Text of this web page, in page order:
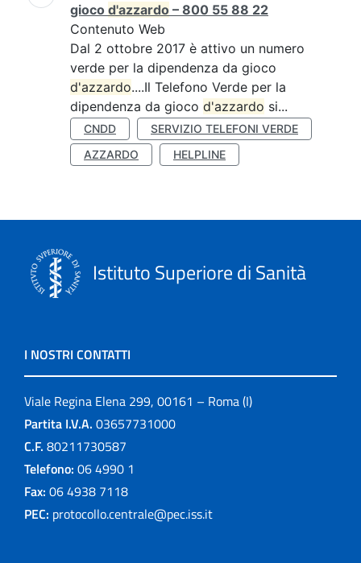
gioco d'azzardo – 800 55 88 22
Contenuto Web
Dal 2 ottobre 2017 è attivo un numero
verde per la dipendenza da gioco
d'azzardo....Il Telefono Verde per la
dipendenza da gioco d'azzardo si...
CNDD
SERVIZIO TELEFONI VERDE
AZZARDO
HELPLINE
Istituto Superiore di Sanità
I NOSTRI CONTATTI
Viale Regina Elena 299, 00161 – Roma (I)
Partita I.V.A. 03657731000
C.F. 80211730587
Telefono: 06 4990 1
Fax: 06 4938 7118
PEC: protocollo.centrale@pec.iss.it